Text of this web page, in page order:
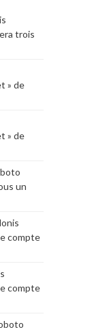
trois
» de
» de
un
compte
compte